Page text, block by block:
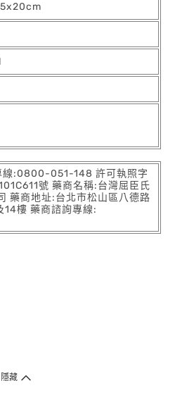
線:0800-051-148 許可執照字
號 藥商名稱:台灣屈臣氏
藥商地址:台北市松山區八德路
14樓 藥商諮詢專線:
隱藏